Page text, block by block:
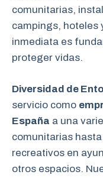
comunitarias,
campings, hoteles
inmediata es
proteger vidas.
Diversidad de
servicio como
España a una
comunitarias
recreativos en
otros espacios.